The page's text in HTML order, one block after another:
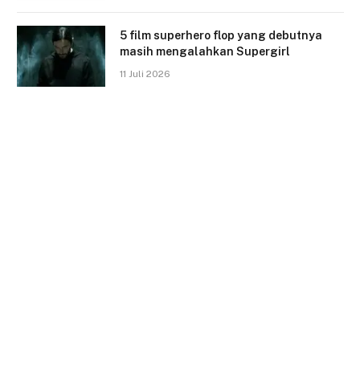
5 film superhero flop yang debutnya
masih mengalahkan Supergirl
11 Juli 2026